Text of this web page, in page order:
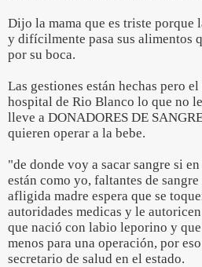
Dijo la mama que es triste porque
y difícilmente pasa sus alimentos
por su boca.
Las gestiones están hechas pero
hospital de Rio Blanco lo que no
lleve a DONADORES DE
quieren operar a la bebe.
"de donde voy a sacar sangre si
están como yo, faltantes de
afligida madre espera que se
autoridades medicas y le
que nació con labio leporino y
menos para una operación, por
secretario de salud en el estado.